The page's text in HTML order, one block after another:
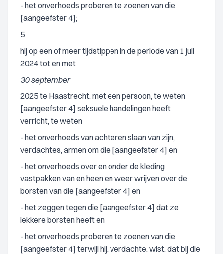
- het onverhoeds proberen te zoenen van die
[aangeefster 4];
5
hij op een of meer tijdstippen in de periode van 1 juli
2024 tot en met
30 september
2025 te Haastrecht, met een persoon, te weten
[aangeefster 4] seksuele handelingen heeft
verricht, te weten
- het onverhoeds van achteren slaan van zijn,
verdachtes, armen om die [aangeefster 4] en
- het onverhoeds over en onder de kleding
vastpakken van en heen en weer wrijven over de
borsten van die [aangeefster 4] en
- het zeggen tegen die [aangeefster 4] dat ze
lekkere borsten heeft en
- het onverhoeds proberen te zoenen van die
[aangeefster 4] terwijl hij, verdachte, wist, dat bij die